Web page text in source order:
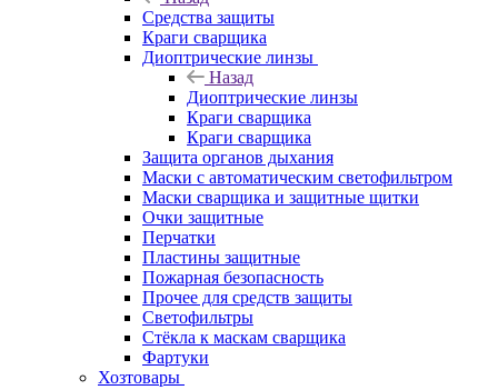
Средства защиты
Краги сварщика
Диоптрические линзы
Назад
Диоптрические линзы
Краги сварщика
Краги сварщика
Защита органов дыхания
Маски с автоматическим светофильтром
Маски сварщика и защитные щитки
Очки защитные
Перчатки
Пластины защитные
Пожарная безопасность
Прочее для средств защиты
Светофильтры
Стёкла к маскам сварщика
Фартуки
Хозтовары